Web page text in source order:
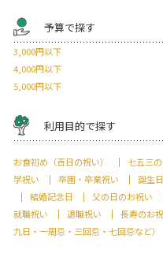
予算で探す
3,000円以下
4,000円以下
5,000円以下
利用目的で探す
お食初め（百日の祝い） 七五三
学祝い
卒園・卒業祝い 誕生
結婚記念日
父の日のお祝い
就職祝い
退職祝い 長寿のお
九日・一周忌・三回忌・七回忌など）